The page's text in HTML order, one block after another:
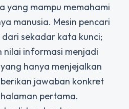
yang mampu memahami
manusia. Mesin pencari
sekadar kata kunci;
nilai informasi menjadi
hanya menjejalkan
jawaban konkret
pertama.